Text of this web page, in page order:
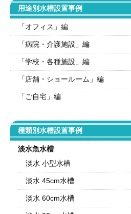
用途別水槽設置事例
「オフィス」編
「病院・介護施設」編
「学校・各種施設」編
「店舗・ショールーム」編
「ご自宅」編
種類別水槽設置事例
淡水魚水槽
淡水 小型水槽
淡水 45cm水槽
淡水 60cm水槽